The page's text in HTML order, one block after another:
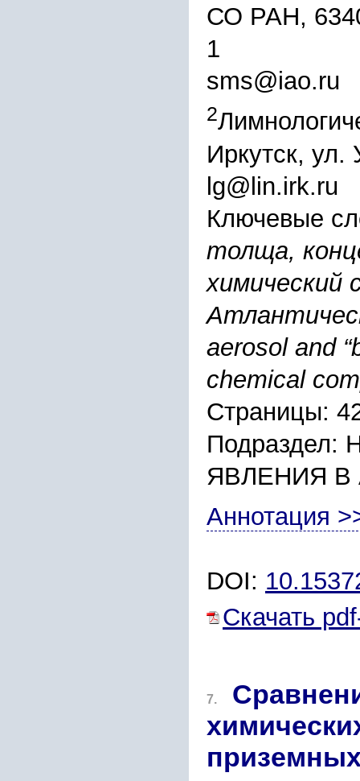
СО РАН,
1
sms@iao.ru
2
Иркутск, ул.
lg@lin.irk.ru
Ключевые
толща,
химический
aerosol and
chemical
Страницы:
ЯВЛЕНИЯ
Аннотация
DOI:
Скачать
7.